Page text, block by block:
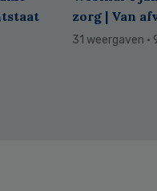
zorg | Van
31 weergaven ·